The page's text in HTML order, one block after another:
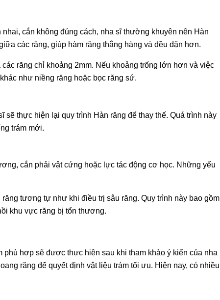
cắn không đúng cách, nha sĩ thường khuyên nên Hàn
các răng, giúp hàm răng thẳng hàng và đều đặn hơn.
răng chỉ khoảng 2mm. Nếu khoảng trống lớn hơn và việc
như niềng răng hoặc bọc răng sứ.
sẽ thực hiện lại quy trình Hàn răng để thay thế. Quá trình này
trám mới.
cắn phải vật cứng hoặc lực tác động cơ học. Những yếu
tương tự như khi điều trị sâu răng. Quy trình này bao gồm
khu vực răng bị tổn thương.
hợp sẽ được thực hiện sau khi tham khảo ý kiến của nha
răng để quyết định vật liệu trám tối ưu. Hiện nay, có nhiều